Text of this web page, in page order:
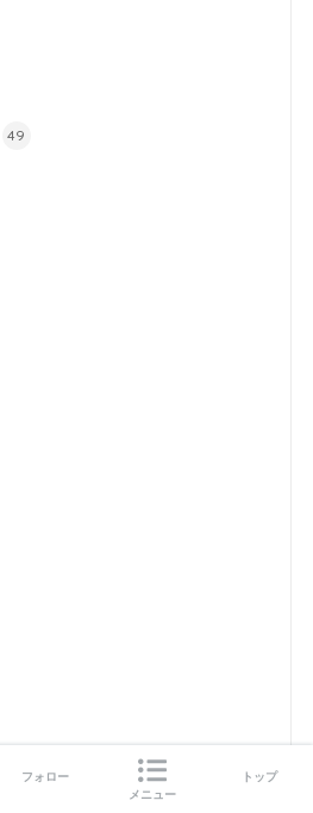
49
フォロー
メニュー
トップ